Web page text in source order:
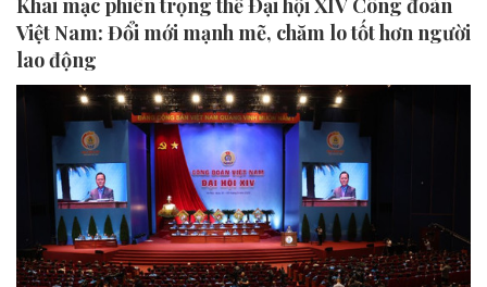
Khai mạc phiên trọng thể Đại hội XIV Công đoàn
Việt Nam: Đổi mới mạnh mẽ, chăm lo tốt hơn người
lao động